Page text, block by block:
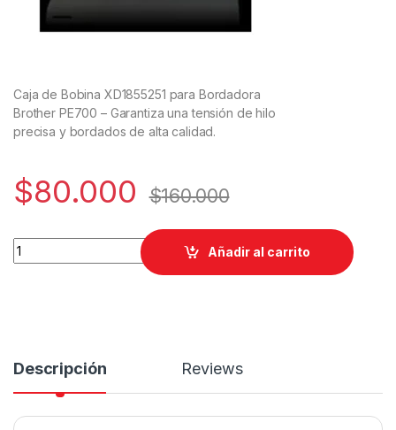
Caja de Bobina XD1855251 para Bordadora
Brother PE700 – Garantiza una tensión de hilo
precisa y bordados de alta calidad.
$80.000 $160.000
Caja de Bobina XD1855251XL3153051G
Añadir al carrito
Descripción Reviews